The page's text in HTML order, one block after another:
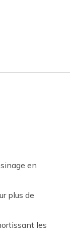
en
plus de
les